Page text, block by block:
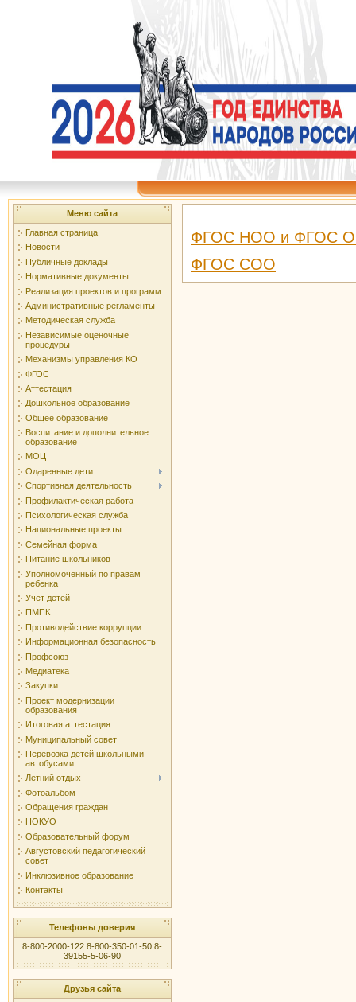
Меню сайта
Главная страница
Новости
Публичные доклады
Нормативные документы
Реализация проектов и программ
Административные регламенты
Методическая служба
Независимые оценочные
процедуры
Механизмы управления КО
ФГОС
Аттестация
Дошкольное образование
Общее образование
Воспитание и дополнительное
образование
МОЦ
Одаренные дети
Спортивная деятельность
Профилактическая работа
Психологическая служба
Национальные проекты
Семейная форма
Питание школьников
Уполномоченный по правам
ребенка
Учет детей
ПМПК
Противодействие коррупции
Информационная безопасность
Профсоюз
Медиатека
Закупки
Проект модернизации
образования
Итоговая аттестация
Муниципальный совет
Перевозка детей школьными
автобусами
Летний отдых
Фотоальбом
Обращения граждан
НОКУО
Образовательный форум
Августовский педагогический
совет
Инклюзивное образование
Контакты
Телефоны доверия
8-800-2000-122 8-800-350-01-50 8-
39155-5-06-90
Друзья сайта
ФГОС НОО и ФГОС
ФГОС СОО